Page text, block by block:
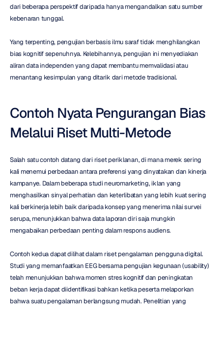
dari beberapa perspektif daripada hanya mengandalkan satu sumber
kebenaran tunggal.
Yang terpenting, pengujian berbasis ilmu saraf tidak menghilangkan
bias kognitif sepenuhnya. Kelebihannya, pengujian ini menyediakan
aliran data independen yang dapat membantu memvalidasi atau
menantang kesimpulan yang ditarik dari metode tradisional.
Contoh Nyata Pengurangan Bias
Melalui Riset Multi-Metode
Salah satu contoh datang dari riset periklanan, di mana merek sering
kali menemui perbedaan antara preferensi yang dinyatakan dan kinerja
kampanye. Dalam beberapa studi neuromarketing, iklan yang
menghasilkan sinyal perhatian dan keterlibatan yang lebih kuat sering
kali berkinerja lebih baik daripada konsep yang menerima nilai survei
serupa, menunjukkan bahwa data laporan diri saja mungkin
mengabaikan perbedaan penting dalam respons audiens.
Contoh kedua dapat dilihat dalam riset pengalaman pengguna digital.
Studi yang memanfaatkan EEG bersama pengujian kegunaan (usability)
telah menunjukkan bahwa momen stres kognitif dan peningkatan
beban kerja dapat diidentifikasi bahkan ketika peserta melaporkan
bahwa suatu pengalaman berlangsung mudah. Penelitian yang